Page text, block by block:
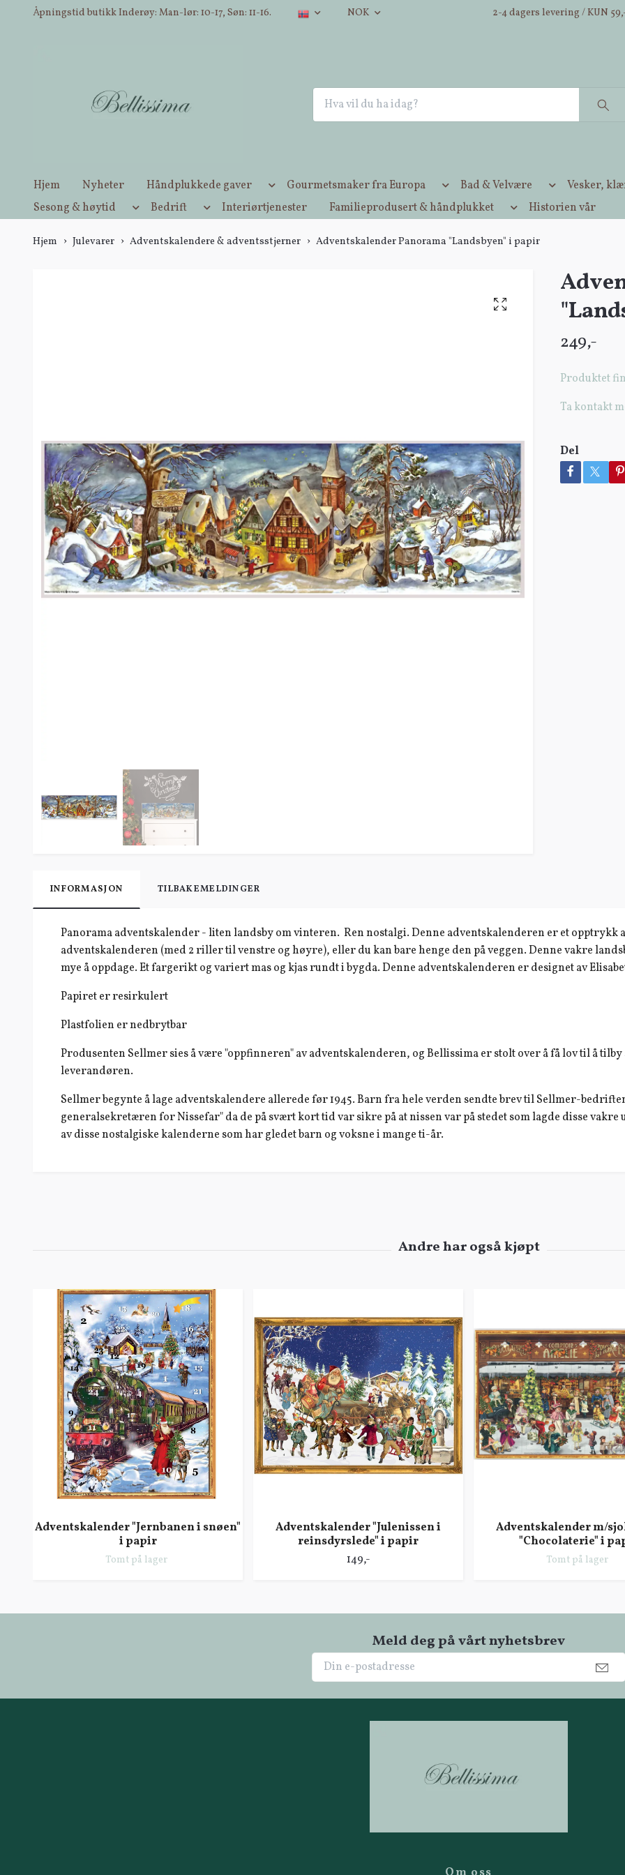
Åpningstid butikk Inderøy: Man-lør: 10-17, Søn: 11-16. NOK 2-4 dagers levering / KUN
Hjem Nyheter Håndplukkede gaver Gourmetsmaker fra Europa Bad & Velvære Vesker,
Sesong & høytid
Bedrift Interiørtjenester Familieprodusert & håndplukket Historien vår
Hjem Julevarer Adventskalendere & adventsstjerner Adventskalender Panorama "Landsbyen" i papir
249,-
Produktet
Ta kontakt
Del
INFORMASJON TILBAKEMELDINGER
Panorama adventskalender - liten landsby om vinteren. Ren nostalgi. Denne adventskalenderen er et opptrykk
adventskalenderen (med 2 riller til venstre og høyre), eller du kan bare henge den på veggen. Denne vakre
mye å oppdage. Et fargerikt og variert mas og kjas rundt i bygda. Denne adventskalenderen er designet av
Papiret er resirkulert
Plastfolien er nedbrytbar
Produsenten Sellmer sies å være "oppfinneren" av adventskalenderen, og Bellissima er stolt over å få lov til å
leverandøren.
Sellmer begynte å lage adventskalendere allerede før 1945. Barn fra hele verden sendte brev til Sellmer-
generalsekretæren for Nissefar" da de på svært kort tid var sikre på at nissen var på stedet som lagde disse
av disse nostalgiske kalenderne som har gledet barn og voksne i mange ti-år.
Adventskalender "Jernbanen i snøen"
i papir
Tomt på lager
Adventskalender "Julenissen i
reinsdyrslede" i papir
149,-
Adventskalender m/
"Chocolaterie" i
Tomt på lager
Meld deg på vårt nyhetsbrev